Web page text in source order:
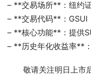
– **交易场所**：纽约
– **交易代码**：GSUI
– **核心功能**：提供
– **历史年化收益率**
敬请关注明日上市